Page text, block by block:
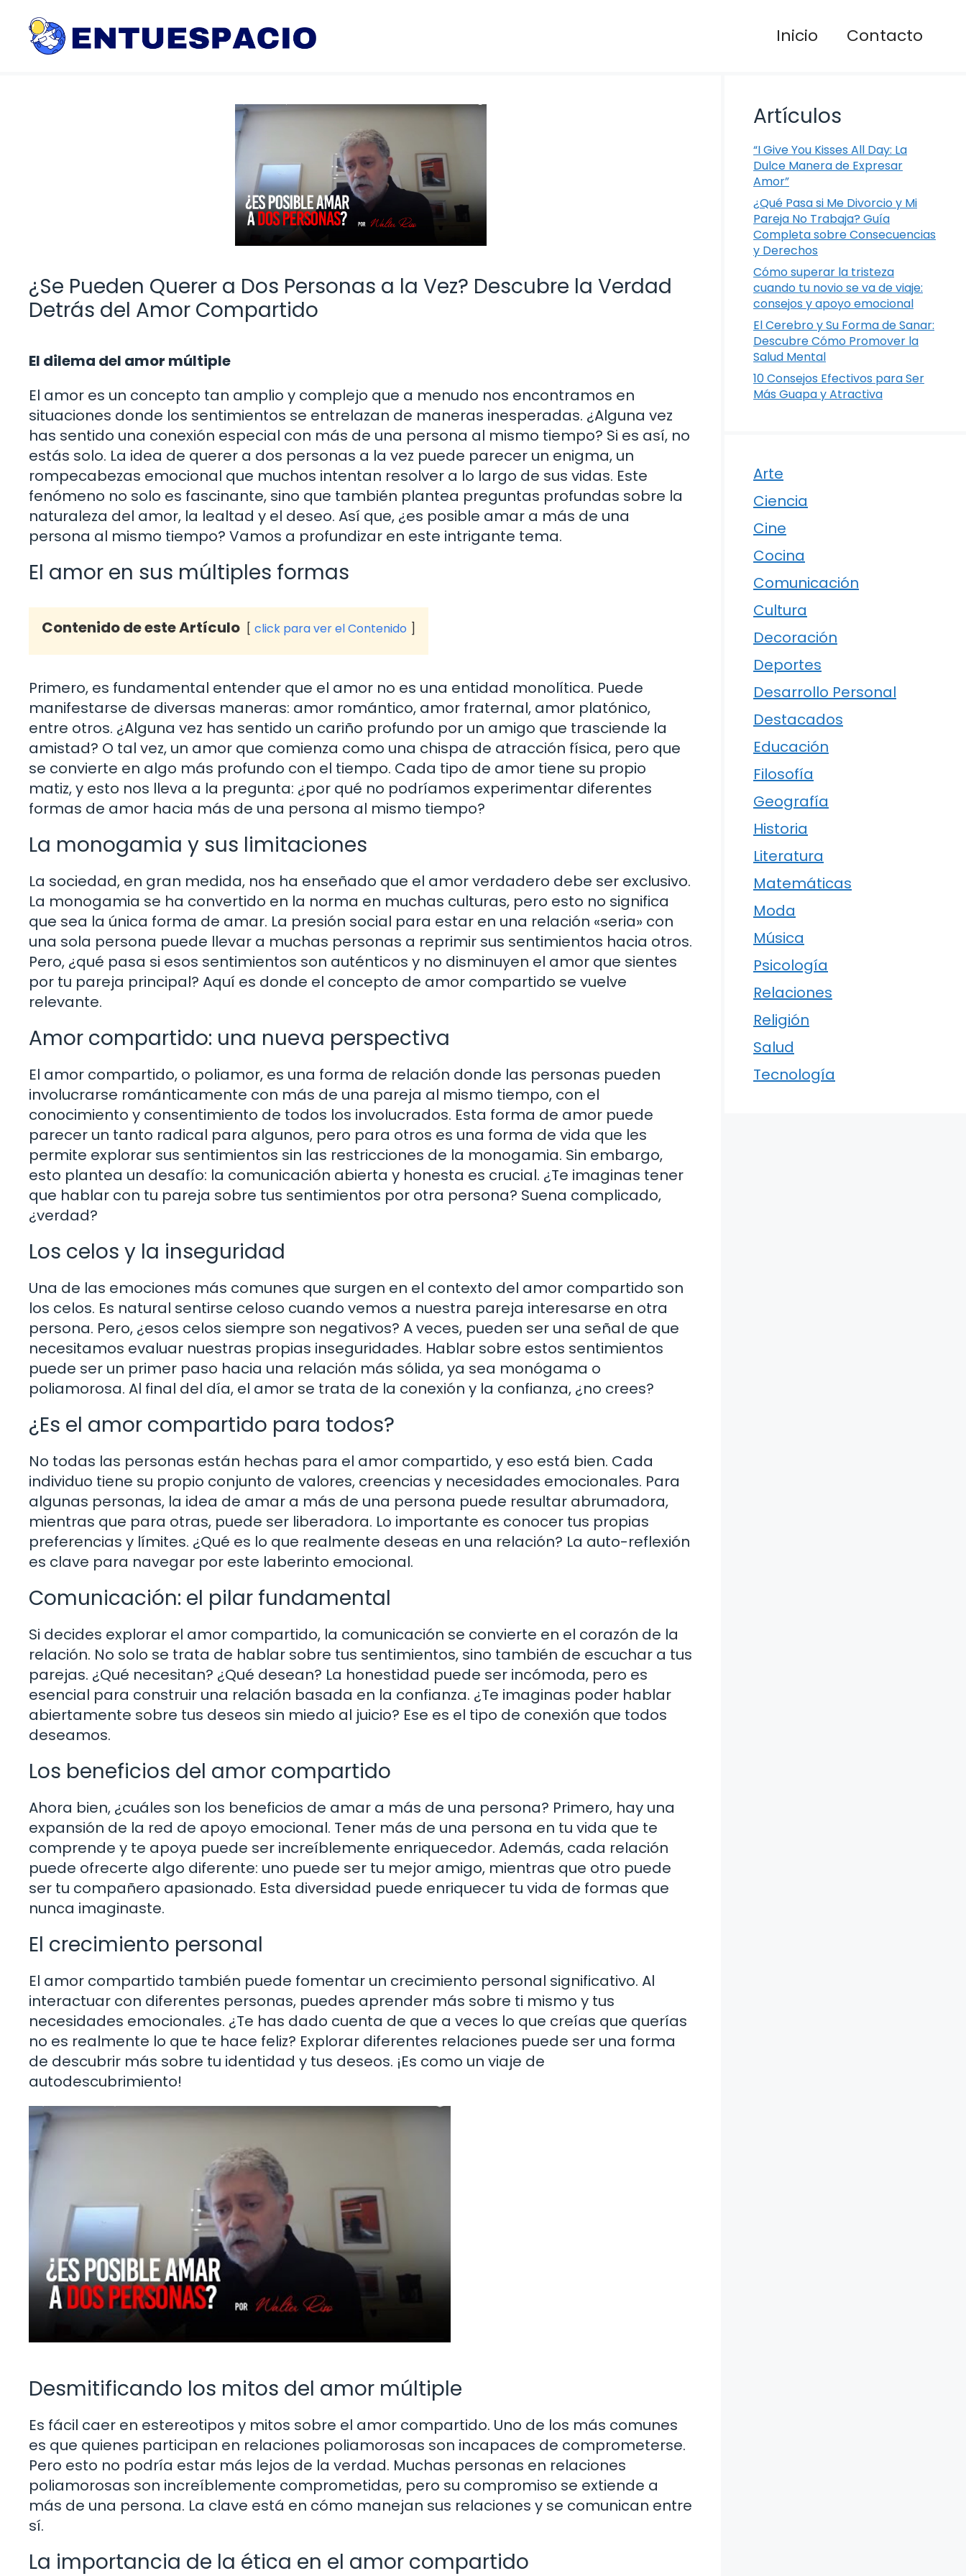
contenido
Inicio Contacto
¿Se Pueden Querer a Dos Personas a la Vez? Descubre la Verdad
Detrás del Amor Compartido
El dilema del amor múltiple
El amor es un concepto tan amplio y complejo que a menudo nos encontramos en
situaciones donde los sentimientos se entrelazan de maneras inesperadas. ¿Alguna vez
has sentido una conexión especial con más de una persona al mismo tiempo? Si es así, no
estás solo. La idea de querer a dos personas a la vez puede parecer un enigma, un
rompecabezas emocional que muchos intentan resolver a lo largo de sus vidas. Este
fenómeno no solo es fascinante, sino que también plantea preguntas profundas sobre la
naturaleza del amor, la lealtad y el deseo. Así que, ¿es posible amar a más de una
persona al mismo tiempo? Vamos a profundizar en este intrigante tema.
El amor en sus múltiples formas
Contenido de este Artículo click para ver el Contenido
Primero, es fundamental entender que el amor no es una entidad monolítica. Puede
manifestarse de diversas maneras: amor romántico, amor fraternal, amor platónico,
entre otros. ¿Alguna vez has sentido un cariño profundo por un amigo que trasciende la
amistad? O tal vez, un amor que comienza como una chispa de atracción física, pero que
se convierte en algo más profundo con el tiempo. Cada tipo de amor tiene su propio
matiz, y esto nos lleva a la pregunta: ¿por qué no podríamos experimentar diferentes
formas de amor hacia más de una persona al mismo tiempo?
La monogamia y sus limitaciones
La sociedad, en gran medida, nos ha enseñado que el amor verdadero debe ser exclusivo.
La monogamia se ha convertido en la norma en muchas culturas, pero esto no significa
que sea la única forma de amar. La presión social para estar en una relación «seria» con
una sola persona puede llevar a muchas personas a reprimir sus sentimientos hacia otros.
Pero, ¿qué pasa si esos sentimientos son auténticos y no disminuyen el amor que sientes
por tu pareja principal? Aquí es donde el concepto de amor compartido se vuelve
relevante.
Amor compartido: una nueva perspectiva
El amor compartido, o poliamor, es una forma de relación donde las personas pueden
involucrarse románticamente con más de una pareja al mismo tiempo, con el
conocimiento y consentimiento de todos los involucrados. Esta forma de amor puede
parecer un tanto radical para algunos, pero para otros es una forma de vida que les
permite explorar sus sentimientos sin las restricciones de la monogamia. Sin embargo,
esto plantea un desafío: la comunicación abierta y honesta es crucial. ¿Te imaginas tener
que hablar con tu pareja sobre tus sentimientos por otra persona? Suena complicado,
¿verdad?
Los celos y la inseguridad
Una de las emociones más comunes que surgen en el contexto del amor compartido son
los celos. Es natural sentirse celoso cuando vemos a nuestra pareja interesarse en otra
persona. Pero, ¿esos celos siempre son negativos? A veces, pueden ser una señal de que
necesitamos evaluar nuestras propias inseguridades. Hablar sobre estos sentimientos
puede ser un primer paso hacia una relación más sólida, ya sea monógama o
poliamorosa. Al final del día, el amor se trata de la conexión y la confianza, ¿no crees?
¿Es el amor compartido para todos?
No todas las personas están hechas para el amor compartido, y eso está bien. Cada
individuo tiene su propio conjunto de valores, creencias y necesidades emocionales. Para
algunas personas, la idea de amar a más de una persona puede resultar abrumadora,
mientras que para otras, puede ser liberadora. Lo importante es conocer tus propias
preferencias y límites. ¿Qué es lo que realmente deseas en una relación? La auto-reflexión
es clave para navegar por este laberinto emocional.
Comunicación: el pilar fundamental
Si decides explorar el amor compartido, la comunicación se convierte en el corazón de la
relación. No solo se trata de hablar sobre tus sentimientos, sino también de escuchar a tus
parejas. ¿Qué necesitan? ¿Qué desean? La honestidad puede ser incómoda, pero es
esencial para construir una relación basada en la confianza. ¿Te imaginas poder hablar
abiertamente sobre tus deseos sin miedo al juicio? Ese es el tipo de conexión que todos
deseamos.
Los beneficios del amor compartido
Ahora bien, ¿cuáles son los beneficios de amar a más de una persona? Primero, hay una
expansión de la red de apoyo emocional. Tener más de una persona en tu vida que te
comprende y te apoya puede ser increíblemente enriquecedor. Además, cada relación
puede ofrecerte algo diferente: uno puede ser tu mejor amigo, mientras que otro puede
ser tu compañero apasionado. Esta diversidad puede enriquecer tu vida de formas que
nunca imaginaste.
El crecimiento personal
El amor compartido también puede fomentar un crecimiento personal significativo. Al
interactuar con diferentes personas, puedes aprender más sobre ti mismo y tus
necesidades emocionales. ¿Te has dado cuenta de que a veces lo que creías que querías
no es realmente lo que te hace feliz? Explorar diferentes relaciones puede ser una forma
de descubrir más sobre tu identidad y tus deseos. ¡Es como un viaje de
autodescubrimiento!
Desmitificando los mitos del amor múltiple
Es fácil caer en estereotipos y mitos sobre el amor compartido. Uno de los más comunes
es que quienes participan en relaciones poliamorosas son incapaces de comprometerse.
Pero esto no podría estar más lejos de la verdad. Muchas personas en relaciones
poliamorosas son increíblemente comprometidas, pero su compromiso se extiende a
más de una persona. La clave está en cómo manejan sus relaciones y se comunican entre
sí.
La importancia de la ética en el amor compartido
Artículos
“I Give You Kisses All Day: La
Dulce Manera de Expresar
Amor”
¿Qué Pasa si Me Divorcio y Mi
Pareja No Trabaja? Guía
Completa sobre Consecuencias
y Derechos
Cómo superar la tristeza
cuando tu novio se va de viaje:
consejos y apoyo emocional
El Cerebro y Su Forma de Sanar:
Descubre Cómo Promover la
Salud Mental
10 Consejos Efectivos para Ser
Más Guapa y Atractiva
Arte
Ciencia
Cine
Cocina
Comunicación
Cultura
Decoración
Deportes
Desarrollo Personal
Destacados
Educación
Filosofía
Geografía
Historia
Literatura
Matemáticas
Moda
Música
Psicología
Relaciones
Religión
Salud
Tecnología